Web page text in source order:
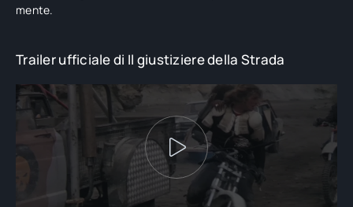
mente.
Trailer ufficiale di Il giustiziere della Strada